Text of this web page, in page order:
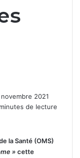
2021
de lecture
la Santé (OMS)
» cette